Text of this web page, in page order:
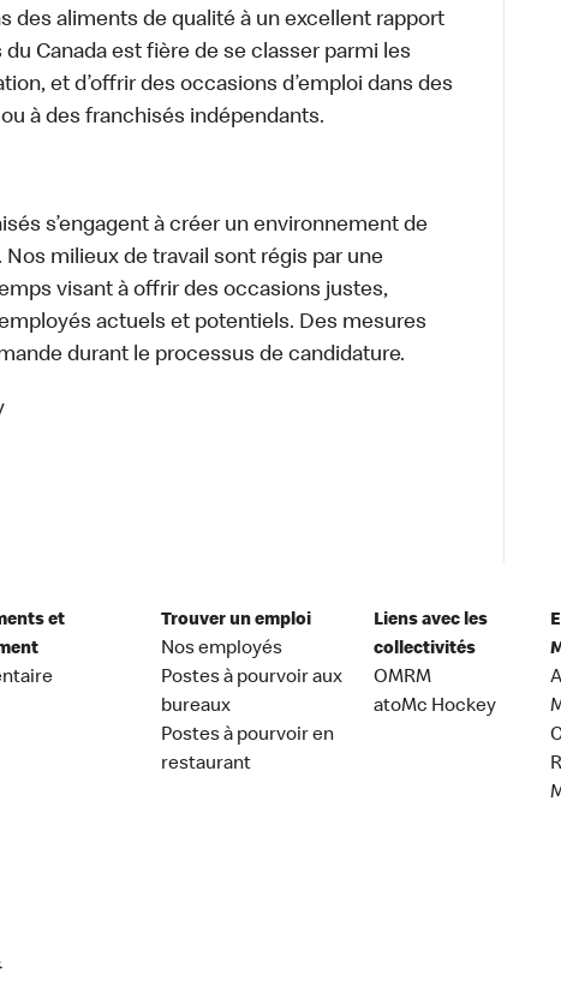
des aliments de qualité à un excellent rapport
du Canada est fière de se classer parmi les
et d’offrir des occasions d’emploi dans des
à des franchisés indépendants.
s’engagent à créer un environnement de
milieux de travail sont régis par une
visant à offrir des occasions justes,
actuels et potentiels. Des mesures
durant le processus de candidature.
et
Trouver un emploi
Nos employés
Postes à pourvoir aux
bureaux
Postes à pourvoir en
restaurant
Liens avec les
collectivités
OMRM
atoMc Hockey